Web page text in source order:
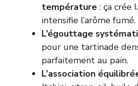
température : ça crée
intensifie l’arôme fumé.
L’égouttage
pour une tartinade
parfaitement au pain.
L’association